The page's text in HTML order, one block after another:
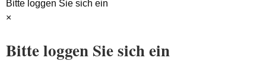
Bitte loggen Sie sich ein
×
Bitte loggen Sie sich ein